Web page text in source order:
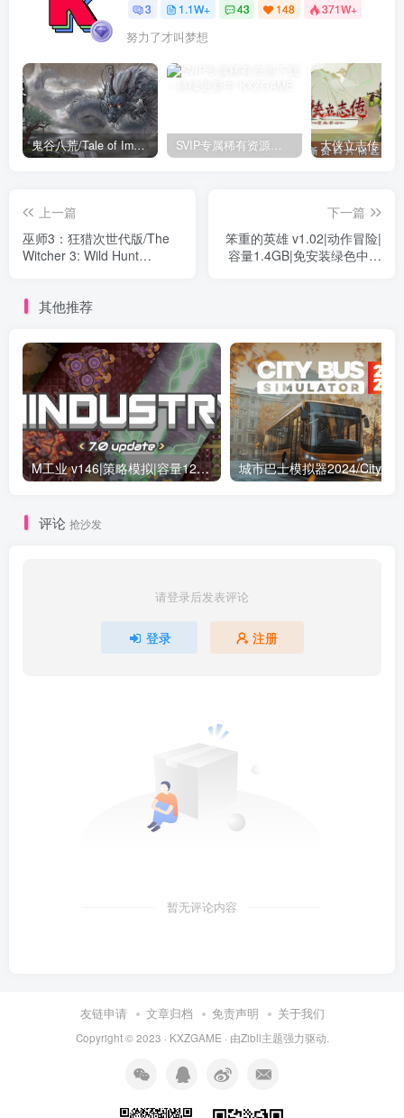
3 1.1W+ 43 148 371W+
努力了才叫梦想
鬼谷八荒/Tale of Immortal v1.2.105.259|角色扮演|容量27.4GB|免安装绿色中文版 SVIP专属稀有资源下载 – 持续更新中
上一篇
巫师3：狂猎次世代版/The
Witcher 3: Wild Hunt
版
下一篇
笨重的英雄 v1.02|动作冒险|
容量1.4GB|免安装绿色中文
其他推荐
M工业 v146|策略模拟|容量124MB|免安装绿色中文版
评论 抢沙发
请登录后发表评论
登录 注册
暂无评论内容
友链申请 文章归档 免责声明 关于我们
Copyright © 2023 · KXZGAME · 由Zibll主题强力驱动.